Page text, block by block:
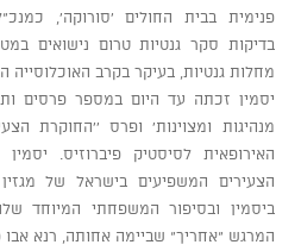
בדיקות סקר גנטיות טרום נישואים
מחלות גנטיות, בעיקר בקרב האוכלוסייה
יסמין זכתה עד היום במספר פרסים
מנהיגות ומצוינות' ופרס ''החוקרת
האירופאית לסיסטיק פיברוזיס.
הצעירים המשפיעים בישראל של
ביסמין ובסיפור המשפחתי המיוחד
המרגש "אחריך" שביימה אחותה, רנא אבו